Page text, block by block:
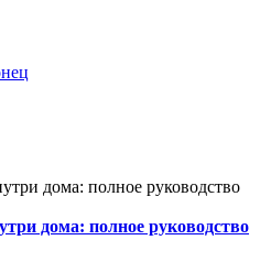
дома: полное руководство